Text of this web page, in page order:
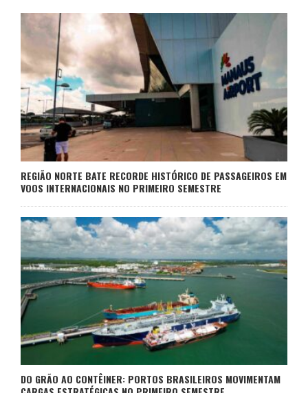
REGIÃO NORTE BATE RECORDE HISTÓRICO DE PASSAGEIROS EM
VOOS INTERNACIONAIS NO PRIMEIRO SEMESTRE
DO GRÃO AO CONTÊINER: PORTOS BRASILEIROS MOVIMENTAM